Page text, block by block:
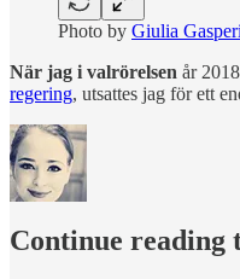
Photo by Giulia
När jag i valrörelsen år 2018
regering, utsattes jag för ett
Continue reading